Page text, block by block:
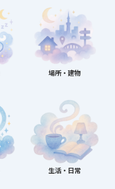
場所・建物
生活・日常